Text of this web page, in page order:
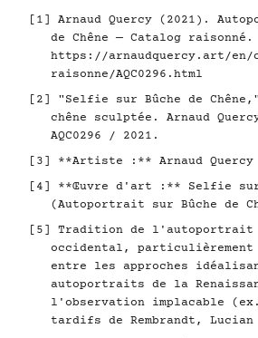
[1] Arnaud Quercy (2021).
de Chêne — Catalog raisonné.
https://arnaudquercy.art/en/
raisonne/AQC0296.html
[2] "Selfie sur Bûche de
chêne sculptée. Arnaud
AQC0296 / 2021.
[3] **Artiste :** Arnaud Quercy
[4] **Œuvre d'art :** Selfie sur
(Autoportrait sur Bûche de
[5] Tradition de
occidental,
entre les approches
autoportraits de la
l'observation implacable
tardifs de Rembrandt, Lucian